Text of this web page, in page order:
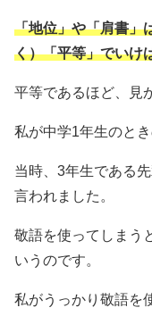
「地位」や「肩書」
く）「平等」でいけ
平等であるほど、見
私が中学1年生のとき
当時、3年生である
言われました。
敬語を使ってしまう
いうのです。
私がうっかり敬語を